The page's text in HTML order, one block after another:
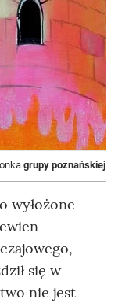
grupy poznańskiej
wyłożone
się w
nie jest